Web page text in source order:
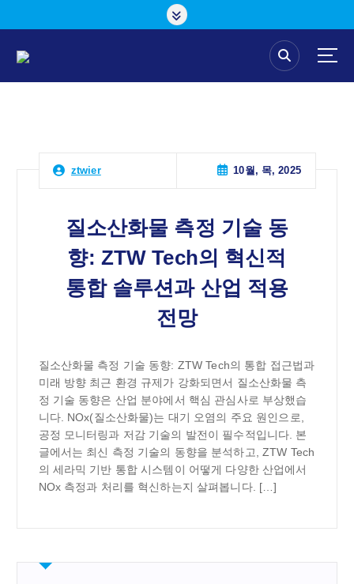
ztwier 10월, 목, 2025
질소산화물 측정 기술 동
향: ZTW Tech의 혁신적
통합 솔루션과 산업 적용
전망
질소산화물 측정 기술 동향: ZTW Tech의 통합 접근법과
미래 방향 최근 환경 규제가 강화되면서 질소산화물 측
정 기술 동향은 산업 분야에서 핵심 관심사로 부상했습
니다. NOx(질소산화물)는 대기 오염의 주요 원인으로,
공정 모니터링과 저감 기술의 발전이 필수적입니다. 본
글에서는 최신 측정 기술의 동향을 분석하고, ZTW Tech
의 세라믹 기반 통합 시스템이 어떻게 다양한 산업에서
NOx 측정과 처리를 혁신하는지 살펴봅니다. […]